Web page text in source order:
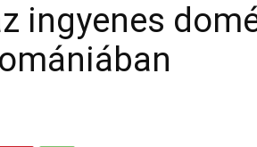
ingyenes